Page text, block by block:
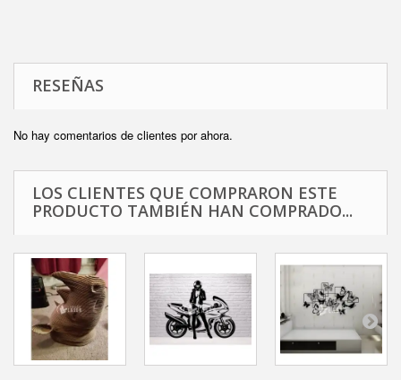
RESEÑAS
No hay comentarios de clientes por ahora.
LOS CLIENTES QUE COMPRARON ESTE
PRODUCTO TAMBIÉN HAN COMPRADO...